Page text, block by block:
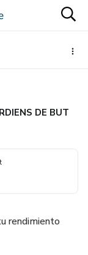
DE BUT
rendimiento